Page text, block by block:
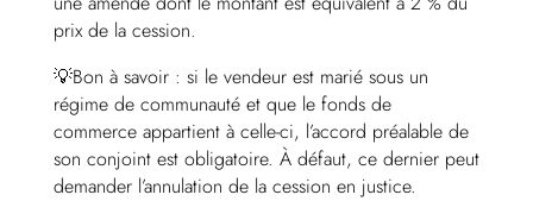
prix de la cession.
💡Bon à savoir : si le vendeur est marié sous un
régime de communauté et que le fonds de
commerce appartient à celle-ci, l’accord préalable de
son conjoint est obligatoire. À défaut, ce dernier peut
demander l’annulation de la cession en justice.